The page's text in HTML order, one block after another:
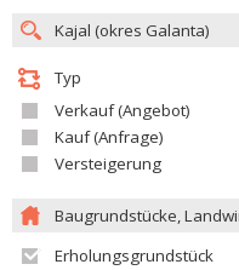
Typ
Verkauf (Angebot)
Kauf (Anfrage)
Versteigerung
Baugrundstücke,
Erholungsgrundstück